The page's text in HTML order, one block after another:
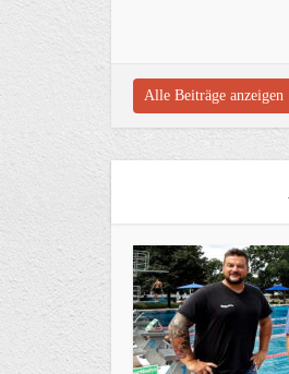
Alle Beiträge anzeigen